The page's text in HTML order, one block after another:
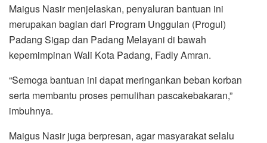
Maigus Nasir menjelaskan, penyaluran bantuan ini
merupakan bagian dari Program Unggulan (Progul)
Padang Sigap dan Padang Melayani di bawah
kepemimpinan Wali Kota Padang, Fadly Amran.
“Semoga bantuan ini dapat meringankan beban korban
serta membantu proses pemulihan pascakebakaran,”
imbuhnya.
Maigus Nasir juga berpresan, agar masyarakat selalu